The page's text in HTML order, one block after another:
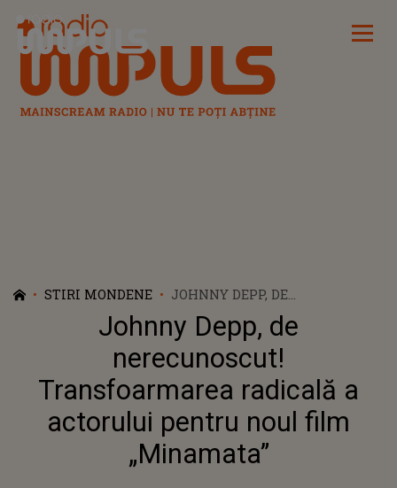
Radio Impuls
STIRI MONDENE
JOHNNY DEPP, DE
NERECUNOSCUT!
TRANSFOARMAREA RADICALĂ
A ACTORULUI PENTRU NOUL
FILM „MINAMATA”
Johnny Depp, de
nerecunoscut!
Transfoarmarea radicală a
actorului pentru noul film
„Minamata”